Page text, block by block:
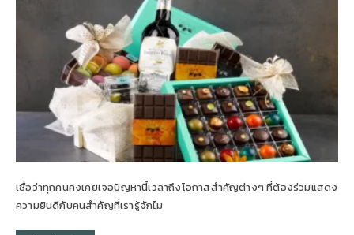
เชื่อว่าทุกคนคงเคยเจอปัญหานี้เวลาถึงโอกาสสำคัญต่างๆ ที่ต้องร่วมแสดง
ความยินดีกับคนสำคัญที่เรารู้จักไม